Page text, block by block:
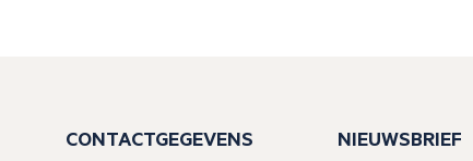
CONTACTGEGEVENS NIEUWSBRIEF